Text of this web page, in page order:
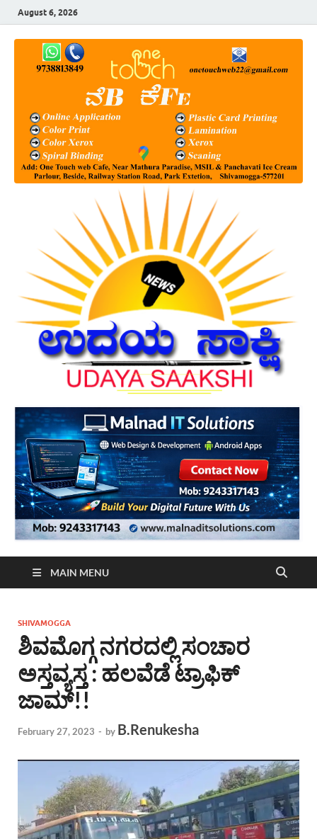
August 6, 2026
MAIN MENU
SHIVAMOGGA
ಶಿವಮೊಗ್ಗ ನಗರದಲ್ಲಿ ಸಂಚಾರ
ಅಸ್ತವ್ಯಸ್ತ : ಹಲವೆಡೆ ಟ್ರಾಫಿಕ್
ಜಾಮ್!!
February 27, 2023 - by B.Renukesha